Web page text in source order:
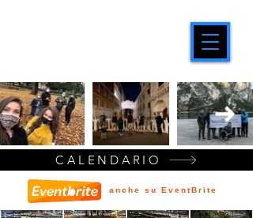
CALENDARIO
anche su EventBrite